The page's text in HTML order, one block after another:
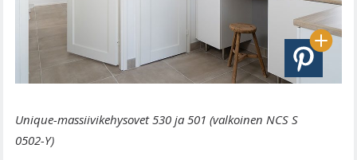
Unique-massiivikehysovet 530 ja 501 (valkoinen NCS S
0502-Y)